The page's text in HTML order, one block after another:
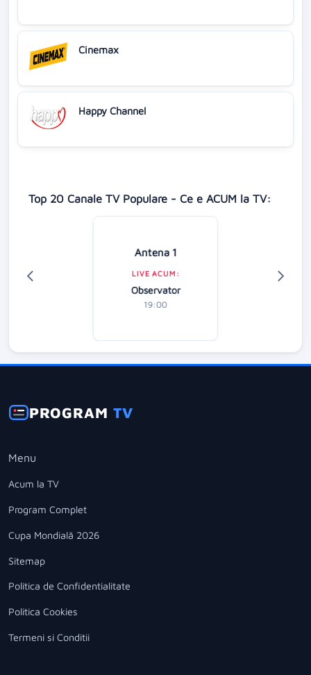
Cinemax
Happy Channel
Top 20 Canale TV Populare - Ce e ACUM la TV:
Antena 1
LIVE ACUM:
Observator
19:00
PROGRAMTV
Menu
Acum la TV
Program Complet
Cupa Mondială 2026
Sitemap
Politica de Confidentialitate
Politica Cookies
Termeni si Conditii